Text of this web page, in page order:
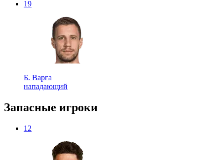
19
Б. Варга
нападающий
Запасные игроки
12